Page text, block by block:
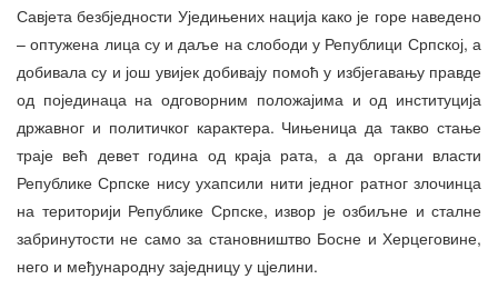
Савјета безбједности Уједињених нација како је горе наведено
– оптужена лица су и даље на слободи у Републици Српској, а
добивала су и још увијек добивају помоћ у избјегавању правде
од појединаца на одговорним положајима и од институција
државног и политичког карактера. Чињеница да такво стање
траје већ девет година од краја рата, а да органи власти
Републике Српске нису ухапсили нити једног ратног злочинца
на територији Републике Српске, извор је озбиљне и сталне
забринутости не само за становништво Босне и Херцеговине,
него и међународну заједницу у цјелини.